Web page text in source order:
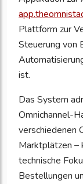
Plattform zur
Steuerung von
ist.
Das System
Omnichannel-
verschiedenen
Marktplätzen –
technische
Bestellungen